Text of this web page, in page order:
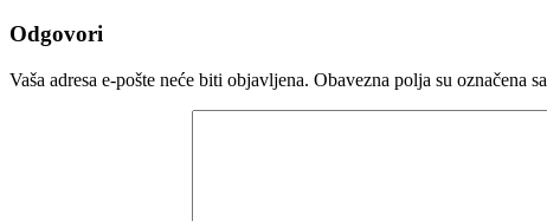
Odgovori
Vaša adresa e-pošte neće biti objavljena. Obavezna polja su označena sa